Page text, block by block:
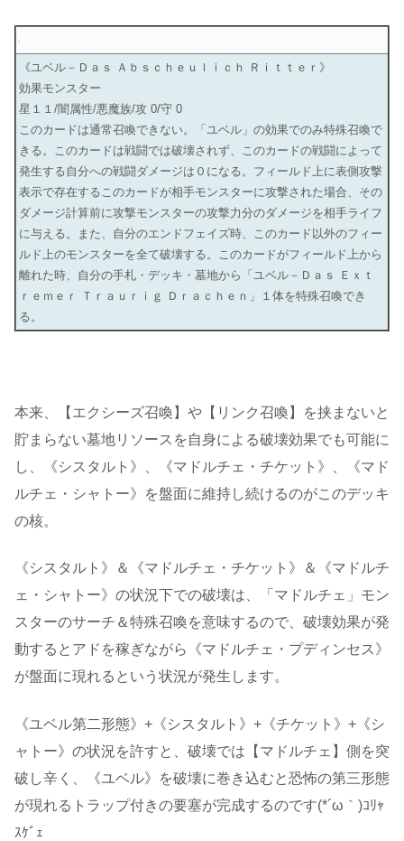
《ユベル－Ｄａｓ Ａｂｓｃｈｅｕｌｉｃｈ Ｒｉｔｔｅｒ》
効果モンスター
星１１/闇属性/悪魔族/攻 0/守 0
このカードは通常召喚できない。「ユベル」の効果でのみ特殊召喚で
きる。このカードは戦闘では破壊されず、このカードの戦闘によって
発生する自分への戦闘ダメージは０になる。フィールド上に表側攻撃
表示で存在するこのカードが相手モンスターに攻撃された場合、その
ダメージ計算前に攻撃モンスターの攻撃力分のダメージを相手ライフ
に与える。また、自分のエンドフェイズ時、このカード以外のフィー
ルド上のモンスターを全て破壊する。このカードがフィールド上から
離れた時、自分の手札・デッキ・墓地から「ユベル－Ｄａｓ Ｅｘｔ
ｒｅｍｅｒ Ｔｒａｕｒｉｇ Ｄｒａｃｈｅｎ」１体を特殊召喚でき
る。
本来、【エクシーズ召喚】や【リンク召喚】を挟まないと
貯まらない墓地リソースを自身による破壊効果でも可能に
し、《シスタルト》、《マドルチェ・チケット》、《マド
ルチェ・シャトー》を盤面に維持し続けるのがこのデッキ
の核。
《シスタルト》＆《マドルチェ・チケット》＆《マドルチ
ェ・シャトー》の状況下での破壊は、「マドルチェ」モン
スターのサーチ＆特殊召喚を意味するので、破壊効果が発
動するとアドを稼ぎながら《マドルチェ・プディンセス》
が盤面に現れるという状況が発生します。
《ユベル第二形態》+《シスタルト》+《チケット》+《シ
ャトー》の状況を許すと、破壊では【マドルチェ】側を突
破し辛く、《ユベル》を破壊に巻き込むと恐怖の第三形態
が現れるトラップ付きの要塞が完成するのです(*´ω｀)ｺﾘｬ
ｽｹﾞｪ